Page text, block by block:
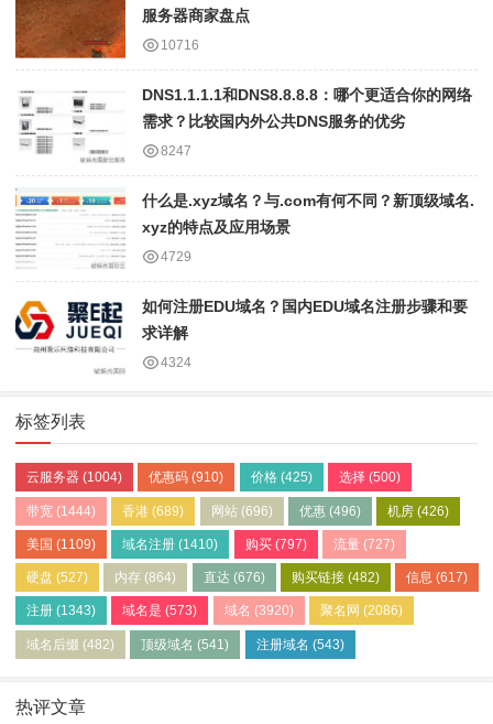
服务器商家盘点
10716
DNS1.1.1.1和DNS8.8.8.8：哪个更适合你的网络
需求？比较国内外公共DNS服务的优劣
8247
什么是.xyz域名？与.com有何不同？新顶级域名.
xyz的特点及应用场景
4729
如何注册EDU域名？国内EDU域名注册步骤和要
求详解
4324
标签列表
云服务器 (1004) 优惠码 (910) 价格(425) 选择(500)
带宽 (1444) 香港 (689) 网站(696) 优惠(496) 机房 (426)
美国 (1109) 域名注册 (1410) 购买(797) 流量(727)
硬盘 (527) 内存 (864) 直达 (676) 购买链接(482) 信息 (617)
注册 (1343) 域名是 (573) 域名 (3920) 聚名网 (2086)
域名后缀 (482) 顶级域名 (541) 注册域名 (543)
热评文章